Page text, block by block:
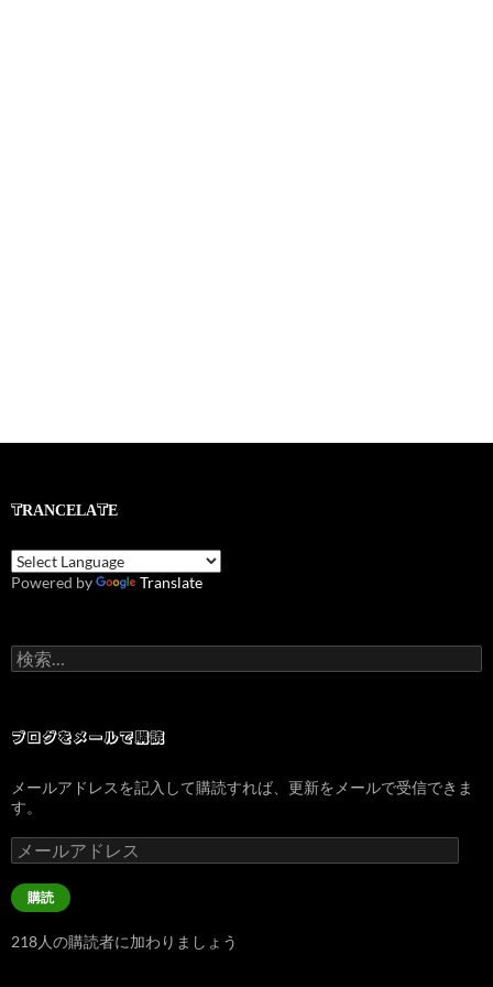
TRANCELATE
Powered by Translate
検
索:
ブログをメールで購読
メールアドレスを記入して購読すれば、更新をメールで受信できま
す。
メ
ー
ル
ア
レ
購読
218人の購読者に加わりましょう